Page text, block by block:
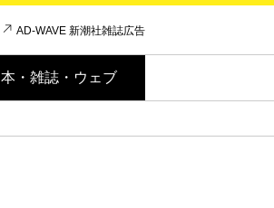
AD-WAVE 新潮社雑誌広告
本・雑誌・ウェブ